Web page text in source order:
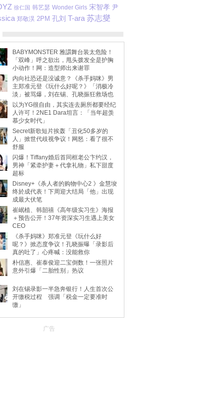
徐仁国 韩艺瑟 Wonder Girls 宋智孝 尹
郑敬淏 2PM 孔刘 T-ara 苏志燮
BABYMONSTER 雅譞舞台装太危险！
「双峰」呼之欲出，甩头拨发全是护胸
小动作！网：造型师出来谢罪
内向社恐还是没诚意？《杀手妈咪》男
主郑准元登《玩什么好呢？》「消极冷
淡」被骂爆，刘在锡、孔晓振狂救场也
动
以为YG很自由，其实连去厕所都要经纪
人许可！2NE1 Dara坦言：「当年超羡
慕少女时代」
Secret新歌短片挨轰「丑化50多岁的
人」掀世代歧视争议！网怒：看了很不
舒服
闪爆！Tiffany婚后首同框老公卞约汉，
男神「紧牵护妻＋代拿礼物」私下甜度
超标
Disney+《杀人者的购物中心2 》金慧埈
终於成代表！下周迎大结局「他」出现
成最大伏笔
崔岷植、韩韶禧《高年级实习生》海报
＋预告公开！37年资深实习生遇上美女
CEO
《杀手妈咪》郑准元登《玩什么好
呢？》掀态度争议！孔晓振曝「录影后
真的吐了」心疼喊：没能救你
朴信惠、崔泰俊迎二宝倒数！一张照片
意外引爆「二胎性别」热议
刘在锡录影一半急奔银行！人生首次公
开缴税过程 强调「税金一定要准时
缴」
广告